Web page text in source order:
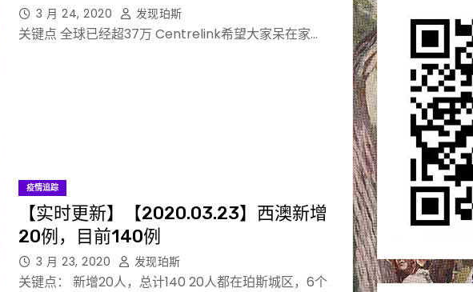
3 月 24, 2020 发现珀斯
关键点 全球已经超37万 Centrelink希望大家呆在家…
疫情追踪
【实时更新】【2020.03.23】西澳新增
20例，目前140例
3 月 23, 2020 发现珀斯
关键点： 新增20人，总计140 20人都在珀斯城区，6个